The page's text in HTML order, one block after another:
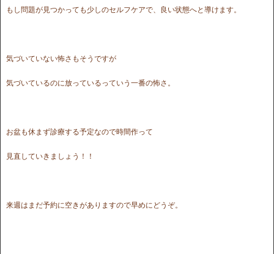
もし問題が見つかっても少しのセルフケアで、良い状態へと導けます。
気づいていない怖さもそうですが
気づいているのに放っているっていう一番の怖さ。
お盆も休まず診療する予定なので時間作って
見直していきましょう！！
来週はまだ予約に空きがありますので早めにどうぞ。